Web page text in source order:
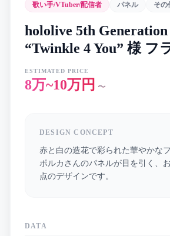
歌い手/VTuber/配信者 パネル その
hololive 5th
“Twinkle 4 You” 様 フ
ESTIMATED PRICE
8万~10万円 〜
DESIGN CONCEPT
赤と白の造花で彩られた華やかな
ポルカさんのパネルが目を引く、
点のデザインです。
DATA